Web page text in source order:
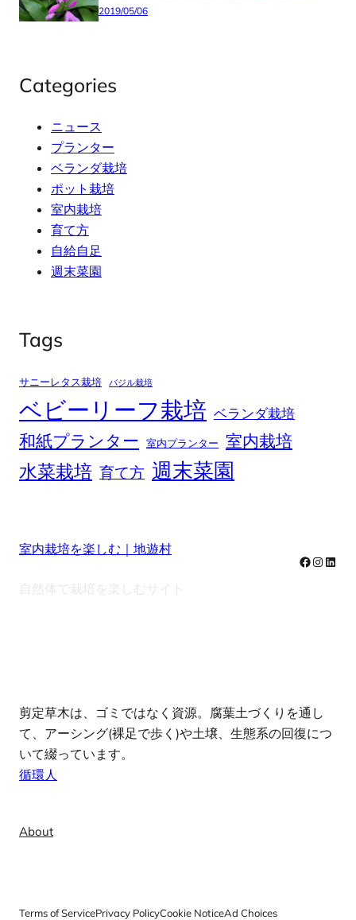
2019/05/06
Categories
ニュース
プランター
ベランダ栽培
ポット栽培
室内栽培
育て方
自給自足
週末菜園
Tags
サニーレタス栽培 バジル栽培
ベビーリーフ栽培 ベランダ栽培
和紙プランター 室内プランター 室内栽培
水菜栽培 育て方 週末菜園
室内栽培を楽しむ｜地遊村
自然体で栽培を楽しむサイト
Facebook
剪定草木は、ゴミではなく資源。腐葉土づくりを通し
て、アーシング(裸足で歩く)や土壌、生態系の回復につ
いて綴っています。
循環人
About
Terms of ServicePrivacy PolicyCookie NoticeAd Choices